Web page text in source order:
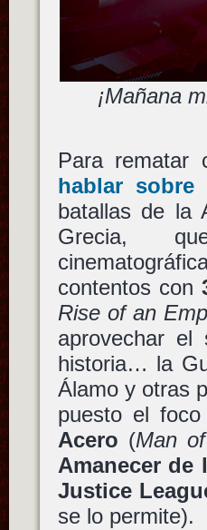
¡Mañana
Para rematar
hablar
batallas de la
Grecia,
contentos con
Rise of an
aprovechar el
historia… la
Álamo y otras
puesto el
Acero (Man
Amanecer de
Justice
se lo permite).